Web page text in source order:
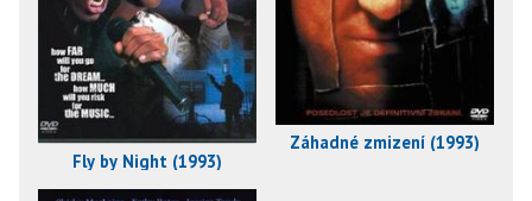
Fly by Night (1993)
Záhadné zmizení (1993)